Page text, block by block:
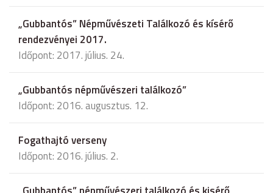
„Gubbantós” Népművészeti Találkozó és kísérő
rendezvényei 2017.
Időpont: 2017. július. 24.
„Gubbantós népművészeri találkozó”
Időpont: 2016. augusztus. 12.
Fogathajtó verseny
Időpont: 2016. július. 2.